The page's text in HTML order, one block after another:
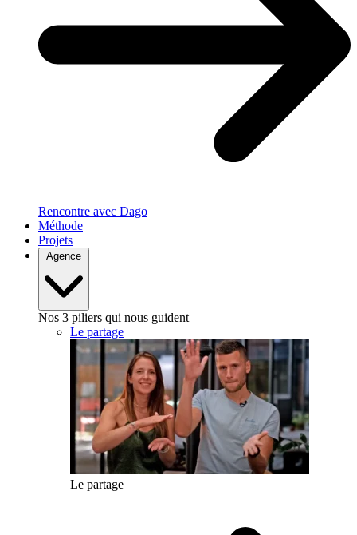
Rencontre avec Dago
Méthode
Projets
Agence
Nos 3 piliers qui nous guident
Le partage
Le partage